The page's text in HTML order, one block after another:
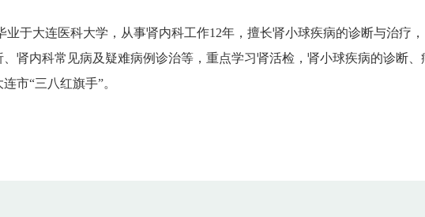
业于大连医科大学，从事肾内科工作12年，擅长肾小球疾病的诊断与治疗
肾内科常见病及疑难病例诊治等，重点学习肾活检，肾小球疾病的诊断
市“三八红旗手”。